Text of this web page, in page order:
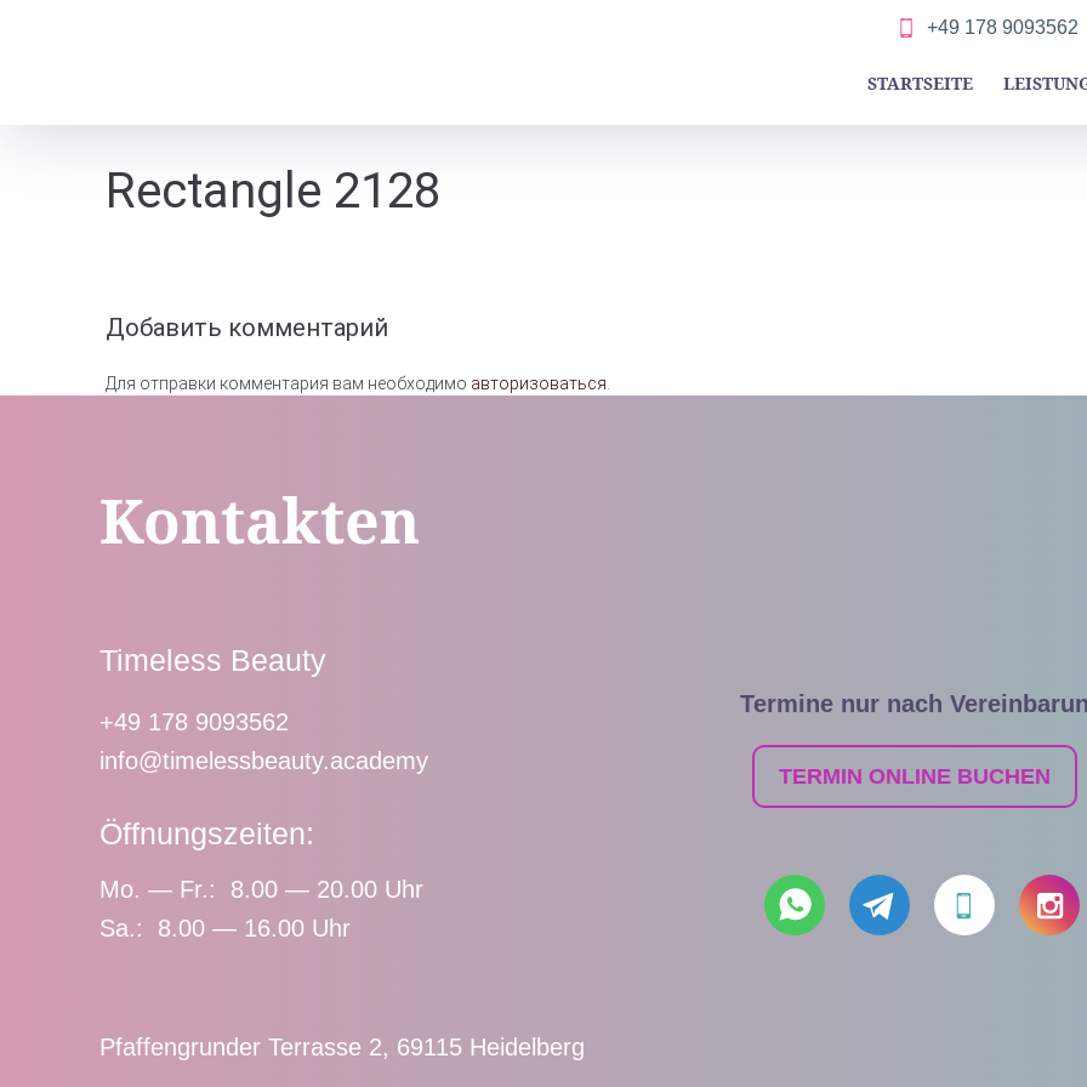
+49 178 9093562
STARTSEITE
Rectangle 2128
Добавить комментарий
Для отправки комментария вам необходимо авторизоваться
Kontakten
Timeless Beauty
+49 178 9093562
info@timelessbeauty.academy
Öffnungszeiten:
Mo. — Fr.: 8.00 — 20.00 Uhr
Sa.: 8.00 — 16.00 Uhr
Termine nur nach
TERMIN ONLINE BUCHEN
Pfaffengrunder Terrasse 2, 69115 Heidelberg